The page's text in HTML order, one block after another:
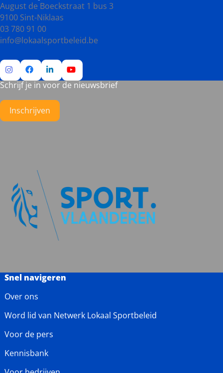
August de Boeckstraat 1 bus 3
9100 Sint-Niklaas
03 780 91 00
info@lokaalsportbeleid.be
Ga
Instagram
Ga
Facebook
Ga
LinkedIn
Ga
Snel navigeren
Over ons
Word lid van Netwerk Lokaal Sportbeleid
Voor de pers
Kennisbank
Schrijf je in voor de nieuwsbrief
Inschrijven